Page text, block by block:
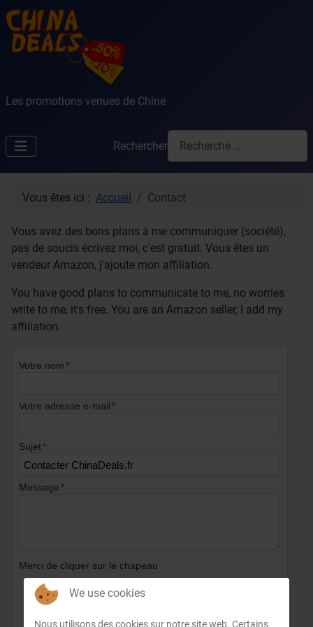
Les promotions venues de Chine
Rechercher
Vous êtes ici : Accueil Contact
Vous avez des bons plans à me communiquer (société),
pas de soucis écrivez moi, c'est gratuit. Vous êtes un
vendeur Amazon, j'ajoute mon affiliation.
You have good plans to communicate to me, no worries
write to me, it's free. You are an Amazon seller, I add my
affiliation.
Votre nom
Votre adresse e-mail
Sujet
Message
Merci de cliquer sur le chapeau
We use cookies
Nous utilisons des cookies sur notre site web. Certains